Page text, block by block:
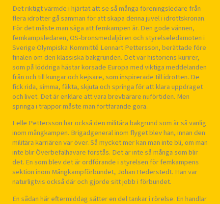
Det riktigt värmde i hjärtat att se så många föreningsledare från
flera idrotter gå samman för att skapa denna juvel i idrottskronan.
För det måste man säga att femkampen är. Den gode vännen,
femkampsledaren, OS-bronsmedaljören och styrelseledamoten i
Sverige Olympiska Kommitté Lennart Pettersson, berättade före
finalen om den klassiska bakgrunden. Det var historiens kurirer,
som på löddriga hästar korsade Europa med viktiga meddelanden
från och till kungar och kejsare, som inspirerade till idrotten. De
fick rida, simma, fäkta, skjuta och springa för att klara uppdraget
och livet. Det är enklare att vara brevbärare nuförtiden. Men
springa i trappor måste man fortfarande göra.
Lelle Pettersson har också den militära bakgrund som är så vanlig
inom mångkampen. Brigadgeneral inom flyget blev han, innan den
militära karriären var över. Så mycket mer kan man inte bli, om man
inte blir Överbefälhavare förstås. Det är inte så många som blir
det. En som blev det är ordförande i styrelsen för femkampens
sektion inom Mångkampförbundet, Johan Hederstedt. Han var
naturligtvis också där och gjorde sitt jobb i förbundet.
En sådan här eftermiddag sätter en del tankar i rörelse. En handlar